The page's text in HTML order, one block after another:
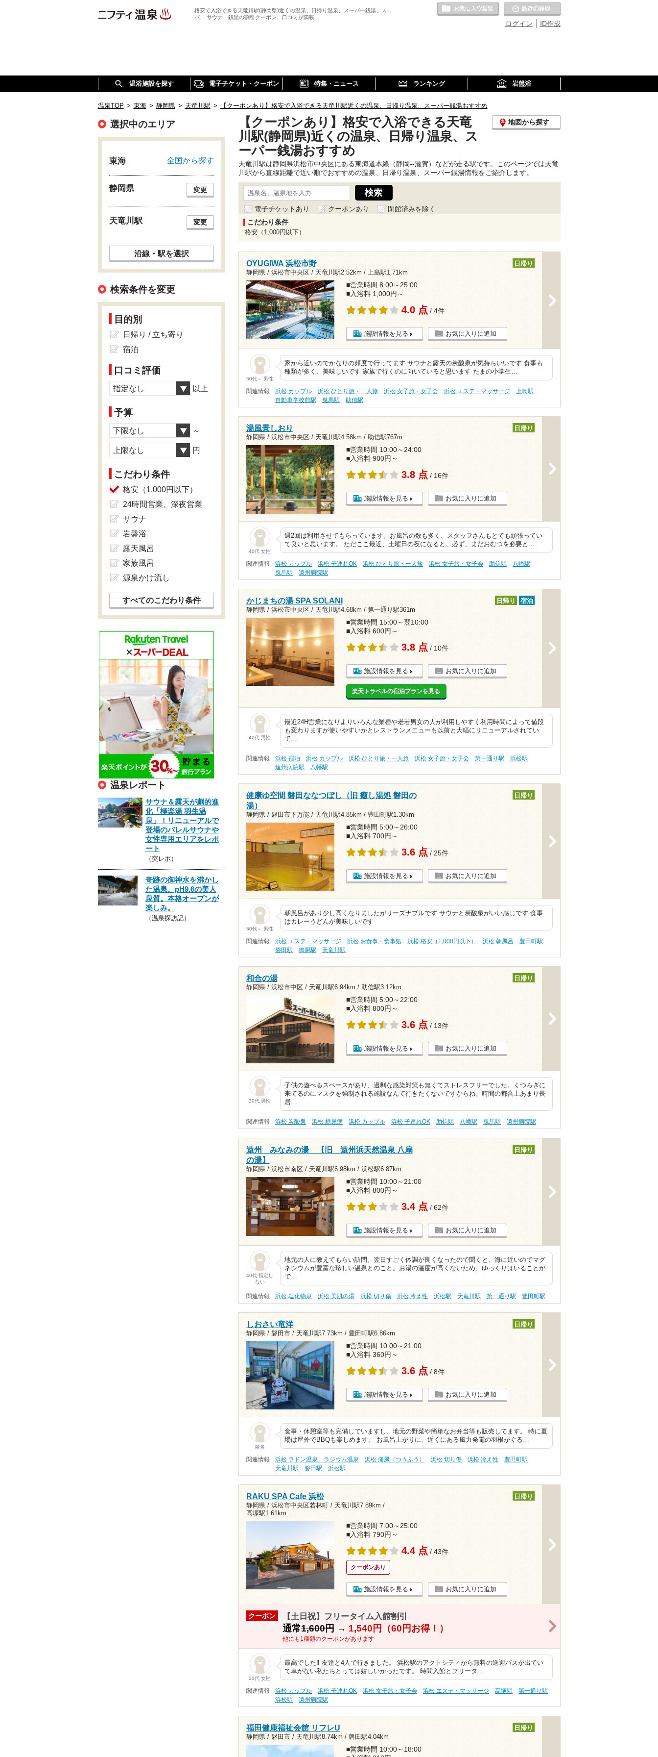
格安で入浴できる天竜川駅(静岡県)近くの温泉、日帰り温泉、スーパー銭湯、ス
パ、 サウナ、銭湯の割引クーポン、口コミが満載
ID作成
ログイン
お気に入りの温泉
温浴施設を探す 電子チケット・クーポン 特集・ニュース ランキング 岩盤浴
温泉TOP > 東海 > 静岡県 > 天竜川駅 > 【クーポンあり】格安で入浴できる天竜川駅近くの温泉、日帰り温泉、スーパー銭湯おすすめ
【クーポンあり】格安で入浴できる天竜
川駅(静岡県)近くの温泉、日帰り温泉、ス
ーパー銭湯おすすめ
地図から探す
天竜川駅は静岡県浜松市中央区にある東海道本線（静岡--滋賀）などが走る駅です。このページでは天竜
川駅から直線距離で近い順でおすすめの温泉、日帰り温泉、スーパー銭湯情報をご紹介します。
電子チケットあり クーポンあり
閉館済みを除く
こだわり条件
格安（1,000円以下）
OYUGIWA 浜松市野
静岡県 / 浜松市中央区 / 天竜川駅2.52km / 上島駅1.71km
日帰り
■営業時間 8:00～25:00
■入浴料 1,000円～
4.0 点 / 4件
施設情報を見る お気に入りに追加
50代～ 男性
家から近いのでかなりの頻度で行ってます サウナと露天の炭酸泉が気持ちいいです 食事も
種類が多く、美味しいです 家族で行くのに向いていると思います たまの小学生…
関連情報 浜松 カップル 浜松 ひとり旅・一人旅 浜松 女子旅・女子会 浜松 エステ・マッサージ
上島駅
自動車学校前駅
曳馬駅 助信駅
湯風景しおり
静岡県 / 浜松市中央区 / 天竜川駅4.58km / 助信駅767m
日帰り
■営業時間 10:00～24:00
■入浴料 900円～
3.8 点 / 16件
施設情報を見る お気に入りに追加
40代 女性
週2回は利用させてもらっています。お風呂の数も多く、スタッフさんもとても頑張ってい
て良いと思います。 ただここ最近、土曜日の夜になると、必ず、まだおむつを必要と…
関連情報 浜松 カップル 浜松 子連れOK 浜松 ひとり旅・一人旅 浜松 女子旅・女子会 助信駅
八幡駅
曳馬駅
遠州病院駅
かじまちの湯 SPA SOLANI
静岡県 / 浜松市中央区 / 天竜川駅4.68km / 第一通り駅361m
日帰り 宿泊
■営業時間 15:00～翌10:00
■入浴料 600円～
3.8 点 / 10件
施設情報を見る お気に入りに追加
楽天トラベルの宿泊プランを見る
40代 男性
最近24H営業になりよりいろんな業種や老若男女の人が利用しやすく利用時間によって値段
も変わりますが使いやすいかとレストランメニューも以前と大幅にリニューアルされてい
て…
関連情報 浜松 宿泊 浜松 カップル 浜松 ひとり旅・一人旅 浜松 女子旅・女子会 第一通り駅
浜松駅
遠州病院駅
八幡駅
健康ゆ空間 磐田ななつぼし（旧 癒し湯処 磐田の
湯）
静岡県 / 磐田市下万能 / 天竜川駅4.85km / 豊田町駅1.30km
日帰り
■営業時間 5:00～26:00
■入浴料 700円～
3.6 点 / 25件
施設情報を見る お気に入りに追加
50代～ 男性
朝風呂があり少し高くなりましたがリーズナブルです サウナと炭酸泉がいい感じです 食事
はカレーうどんが美味しいです
関連情報 浜松 エステ・マッサージ 浜松 お食事・食事処 浜松 格安（1,000円以下） 浜松 朝風呂
豊田町駅
磐田駅
御厨駅 天竜川駅
和合の湯
静岡県 / 浜松市中区 / 天竜川駅6.94km / 助信駅3.12km
日帰り
■営業時間 5:00～22:00
■入浴料 800円～
3.6 点 / 13件
施設情報を見る お気に入りに追加
30代 男性
子供の遊べるスペースがあり、過剰な感染対策も無くてストレスフリーでした。くつろぎに
来てるのにマスクを強制される施設なんて行きたくないですからね。時間の都合上あまり長
居…
関連情報 浜松 炭酸泉 浜松 糖尿病 浜松 カップル 浜松 子連れOK 助信駅 八幡駅 曳馬駅 遠州病院駅
遠州 みなみの湯 【旧 遠州浜天然温泉 八扇
の湯】
静岡県 / 浜松市南区 / 天竜川駅6.98km / 浜松駅6.87km
日帰り
■営業時間 10:00～21:00
■入浴料 800円～
3.4 点 / 62件
施設情報を見る お気に入りに追加
40代 指定し
ない
地元の人に教えてもらい訪問。翌日すごく体調が良くなったので聞くと、海に近いのでマグ
ネシウムが豊富な珍しい温泉とのこと。お湯の温度が高くないため、ゆっくりはいることが
で…
関連情報 浜松 塩化物泉 浜松 美肌の湯 浜松 切り傷 浜松 冷え性 浜松駅 天竜川駅 第一通り駅 豊田町駅
しおさい竜洋
静岡県 / 磐田市 / 天竜川駅7.73km / 豊田町駅6.86km
日帰り
■営業時間 10:00～21:00
■入浴料 360円～
3.6 点 / 8件
施設情報を見る お気に入りに追加
匿名
食事・休憩室等も完備していますし、地元の野菜や簡単なお弁当等も販売してます。 特に夏
場は屋外でBBQも楽しめます。 お風呂上がりに、近くにある風力発電の羽根がぐる…
関連情報 浜松 ラドン温泉、ラジウム温泉 浜松 痛風（つうふう） 浜松 切り傷 浜松 冷え性
豊田町駅
天竜川駅
磐田駅 浜松駅
RAKU SPA Cafe 浜松
静岡県 / 浜松市中央区若林町 / 天竜川駅7.89km /
高塚駅1.61km
日帰り
■営業時間 7:00～25:00
■入浴料 790円～
4.4 点 / 43件
クーポンあり
施設情報を見る お気に入りに追加
クーポン 【土日祝】フリータイム入館割引
通常1,600円→ 1,540円（60円お得！）
他にも1種類のクーポンがあります
20代 女性
最高でした‼︎ 友達と4人で行きました。 浜松駅のアクトシティから無料の送迎バスが出てい
て車がない私たちとっては嬉しいかったです。 時間入館とフリータ…
関連情報 浜松 カップル 浜松 子連れOK 浜松 女子旅・女子会 浜松 エステ・マッサージ 高塚駅
第一通り駅
浜松駅
遠州病院駅
福田健康福祉会館 リフレU
静岡県 / 磐田市 / 天竜川駅8.74km / 磐田駅4.04km
日帰り
■営業時間 10:00～18:00
選択中のエリア
東海 全国から探す
静岡県 変更
天竜川駅 変更
沿線・駅を選択
検索条件を変更
目的別
日帰り / 立ち寄り
宿泊
口コミ評価
指定なし 以上
予算
下限なし ～
上限なし 円
こだわり条件
格安（1,000円以下）
24時間営業、深夜営業
サウナ
岩盤浴
露天風呂
家族風呂
源泉かけ流し
すべてのこだわり条件
温泉レポート
サウナ＆露天が劇的進
化「極楽湯 羽生温
泉」！リニューアルで
登場のバレルサウナや
女性専用エリアをレポ
ート
（突レポ）
奇跡の御神水を沸かし
た温泉。pH9.6の美人
泉質。本格オープンが
楽しみ。
（温泉探訪記）